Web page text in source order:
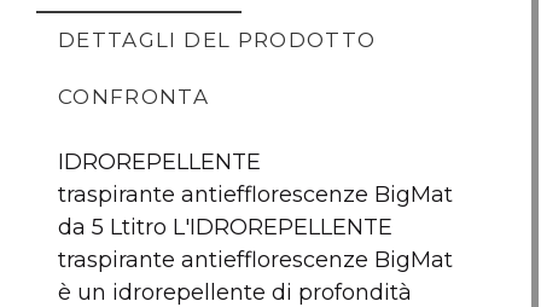
DETTAGLI DEL PRODOTTO
CONFRONTA
IDROREPELLENTE
traspirante antiefflorescenze BigMat
da 5 Ltitro L'IDROREPELLENTE
traspirante antiefflorescenze BigMat
è un idrorepellente di profondità